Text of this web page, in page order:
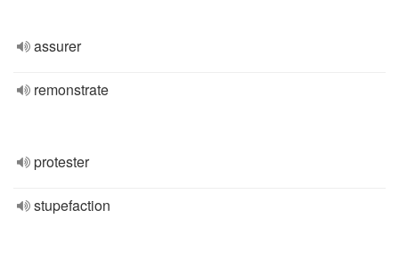
assurer
remonstrate
protester
stupefaction